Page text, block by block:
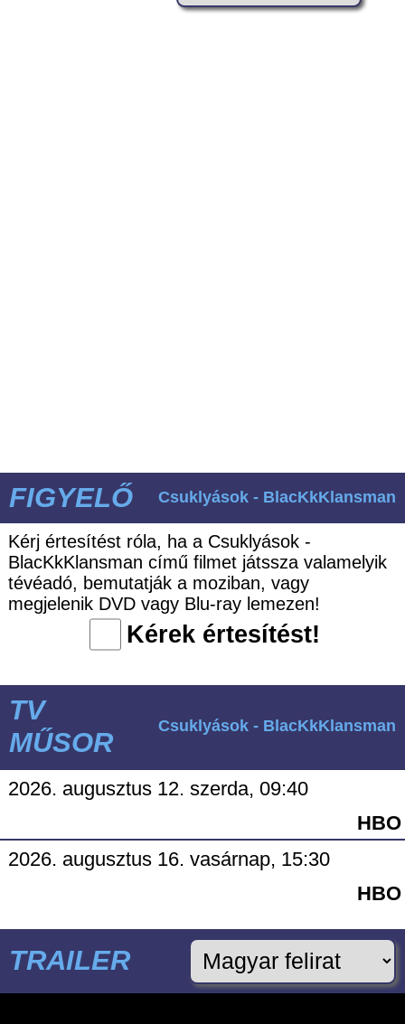
FIGYELŐ Csuklyások - BlacKkKlansman
Kérj értesítést róla, ha a Csuklyások -
BlacKkKlansman című filmet játssza valamelyik
tévéadó, bemutatják a moziban, vagy
megjelenik DVD vagy Blu-ray lemezen!
Kérek értesítést!
TV
MŰSOR
Csuklyások - BlacKkKlansman
2026. augusztus 12. szerda, 09:40
HBO
2026. augusztus 16. vasárnap, 15:30
HBO
TRAILER